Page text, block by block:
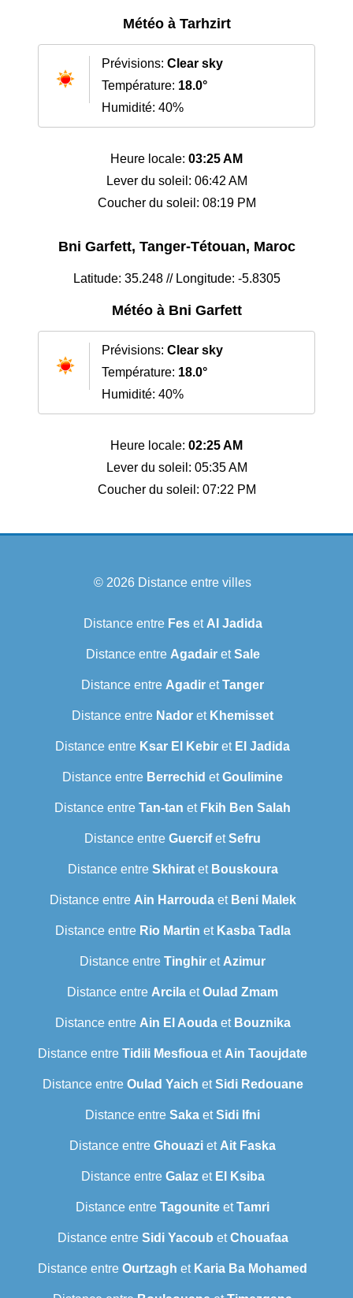
Météo à Tarhzirt
Prévisions: Clear sky
Température: 18.0°
Humidité: 40%
Heure locale: 03:25 AM
Lever du soleil: 06:42 AM
Coucher du soleil: 08:19 PM
Bni Garfett, Tanger-Tétouan, Maroc
Latitude: 35.248 // Longitude: -5.8305
Météo à Bni Garfett
Prévisions: Clear sky
Température: 18.0°
Humidité: 40%
Heure locale: 02:25 AM
Lever du soleil: 05:35 AM
Coucher du soleil: 07:22 PM
© 2026 Distance entre villes
Distance entre Feset Al Jadida
Distance entre AgadairetSale
Distance entre Agadir etTanger
Distance entre Nador et Khemisset
Distance entre Ksar El Kebir et El Jadida
Distance entre Berrechid etGoulimine
Distance entre Tan-tan et Fkih Ben Salah
Distance entre GuercifetSefru
Distance entre Skhiratet Bouskoura
Distance entre Ain Harroudaet Beni Malek
Distance entre Rio Martin et Kasba Tadla
Distance entre Tinghir et Azimur
Distance entre Arcila etOulad Zmam
Distance entre Ain El Aoudaet Bouznika
Distance entre Tidili Mesfioua et Ain Taoujdate
Distance entre Oulad Yaich etSidi Redouane
Distance entre Saka etSidi Ifni
Distance entre Ghouazi et Ait Faska
Distance entre Galazet El Ksiba
Distance entre Tagounite etTamri
Distance entre Sidi Yacoub etChouafaa
Distance entre Ourtzagh et Karia Ba Mohamed